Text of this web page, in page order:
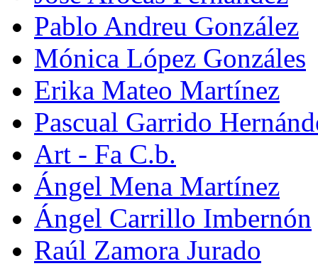
Pablo Andreu González
Mónica López Gonzáles
Erika Mateo Martínez
Pascual Garrido
Art - Fa C.b.
Ángel Mena Martínez
Ángel Carrillo Imbernón
Raúl Zamora Jurado